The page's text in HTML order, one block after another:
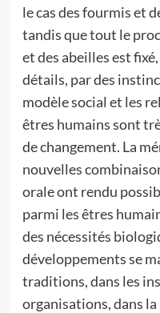
le cas des fourmis et
tandis que tout le
et des abeilles est
détails, par des
modèle social et les
êtres humains sont
de changement. La
nouvelles
orale ont rendu
parmi les êtres
des nécessités
développements se
traditions, dans les
organisations, dans